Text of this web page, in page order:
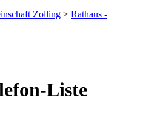
Zolling > Rathaus -
Liste